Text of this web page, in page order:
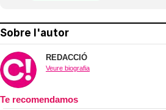
Sobre l'autor
REDACCIÓ
Veure biografia